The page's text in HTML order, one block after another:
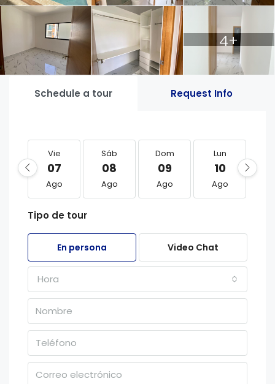
4+
Schedule a tour Request Info
Vie
07
Ago
Sáb
08
Ago
Dom
09
Ago
Lun
10
Ago
Tipo de tour
En persona Video Chat
Hora